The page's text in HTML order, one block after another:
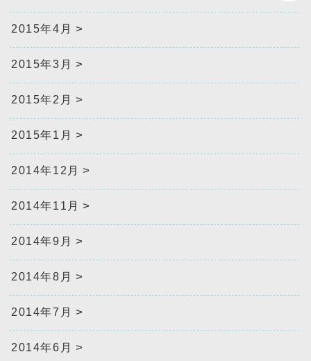
2015年4月
2015年3月
2015年2月
2015年1月
2014年12月
2014年11月
2014年9月
2014年8月
2014年7月
2014年6月